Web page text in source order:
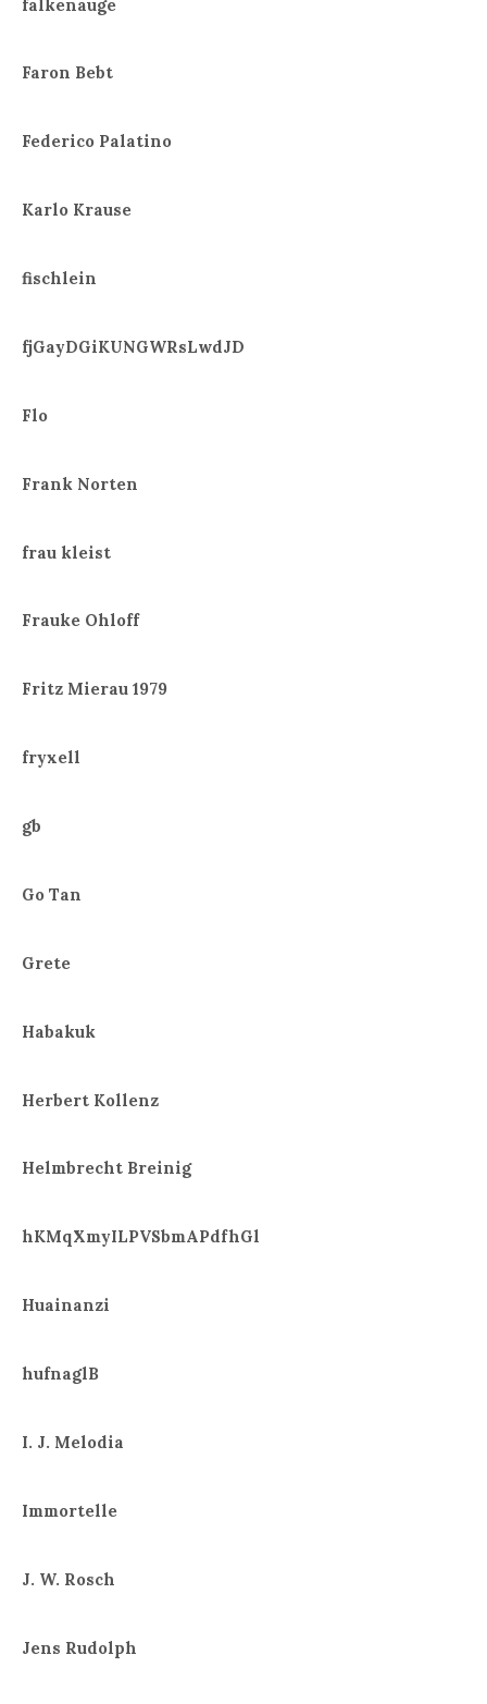
falkenauge
Faron Bebt
Federico Palatino
Karlo Krause
fischlein
fjGayDGiKUNGWRsLwdJD
Flo
Frank Norten
frau kleist
Frauke Ohloff
Fritz Mierau 1979
fryxell
gb
Go Tan
Grete
Habakuk
Herbert Kollenz
Helmbrecht Breinig
hKMqXmyILPVSbmAPdfhGl
Huainanzi
hufnaglB
I. J. Melodia
Immortelle
J. W. Rosch
Jens Rudolph